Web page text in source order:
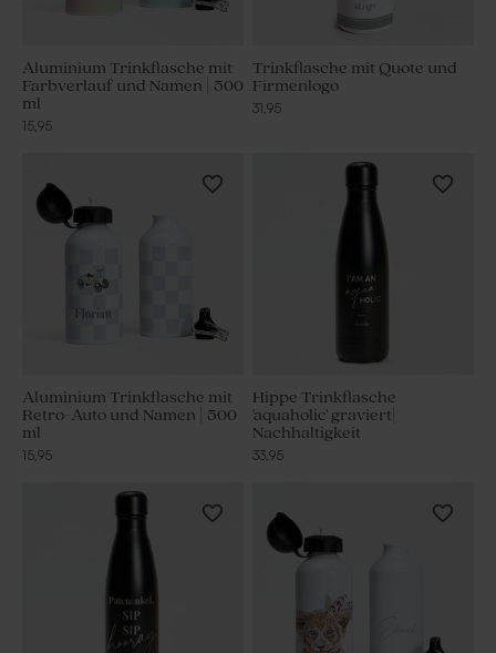
Aluminium Trinkflasche mit
Farbverlauf und Namen | 500
ml
15,95
Trinkflasche mit Quote und
Firmenlogo
31,95
Aluminium Trinkflasche mit
Retro-Auto und Namen | 500
ml
15,95
Hippe Trinkflasche
'aquaholic' graviert|
Nachhaltigkeit
33,95